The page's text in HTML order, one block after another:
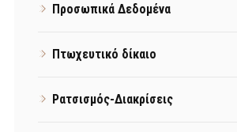
Προσωπικά Δεδομένα
Πτωχευτικό δίκαιο
Ρατσισμός-Διακρίσεις